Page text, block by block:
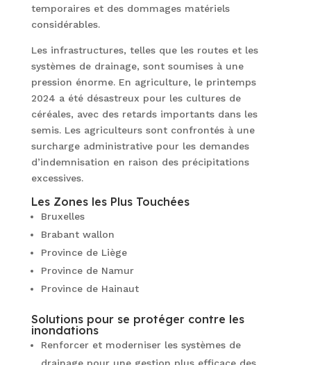
temporaires et des dommages matériels
considérables.
Les infrastructures, telles que les routes et les
systèmes de drainage, sont soumises à une
pression énorme. En agriculture, le printemps
2024 a été désastreux pour les cultures de
céréales, avec des retards importants dans les
semis. Les agriculteurs sont confrontés à une
surcharge administrative pour les demandes
d’indemnisation en raison des précipitations
excessives.
Les Zones les Plus Touchées
Bruxelles
Brabant wallon
Province de Liège
Province de Namur
Province de Hainaut
Solutions pour se protéger contre les
inondations
Renforcer et moderniser les systèmes de